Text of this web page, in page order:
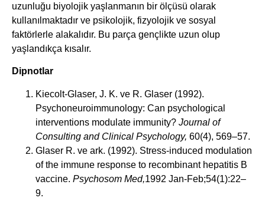
uzunluğu biyolojik yaşlanmanın bir ölçüsü olarak
kullanılmaktadır ve psikolojik, fizyolojik ve sosyal
faktörlerle alakalıdır. Bu parça gençlikte uzun olup
yaşlandıkça kısalır.
Dipnotlar
Kiecolt-Glaser, J. K. ve R. Glaser (1992).
Psychoneuroimmunology: Can psychological
interventions modulate immunity? Journal of
Consulting and Clinical Psychology, 60(4), 569–57.
Glaser R. ve ark. (1992). Stress-induced modulation
of the immune response to recombinant hepatitis B
vaccine. Psychosom Med,1992 Jan-Feb;54(1):22–
9.